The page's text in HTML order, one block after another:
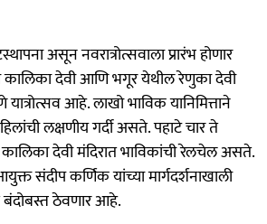
असून नवरात्रोत्सवाला प्रारंभ होणार
देवी आणि भगूर येथील रेणुका देवी
यात्रोत्सव आहे. लाखो भाविक यानिमित्ताने
लक्षणीय गर्दी असते. पहाटे चार ते
कालिका देवी मंदिरात भाविकांची रेलचेल असते.
संदीप कर्णिक यांच्या मार्गदर्शनाखाली
ठेवणार आहे.